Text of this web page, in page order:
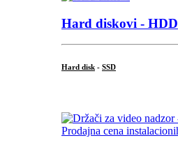
Hard diskovi - HDD
Hard disk - SSD